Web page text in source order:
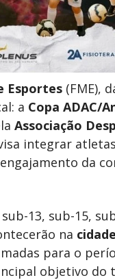
Esportes (FME),
a Copa ADAC/
Associação
integrar
da
13, sub-15,
na
para o
objetivo do